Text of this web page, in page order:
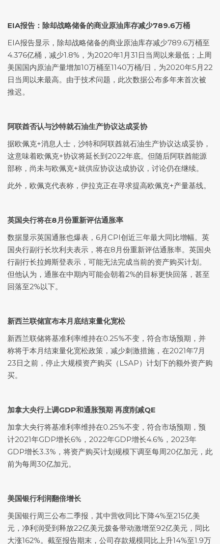
EIA报告：除却战略储备的商业原油库存减少789.6万桶
EIA报告显示，除却战略储备的商业原油库存减少789.6万桶至
4.376亿桶，减少1.8%，为2020年1月31日当周以来最低；上周
美国国内原油产量增加10万桶至1140万桶/日，为2020年5月22
日当周以来最高。由于技术问题，此次数据公布多年来首次被
推迟。
阿联酋否认与沙特就石油生产协议达成妥协
据欧佩克+消息人士，沙特和阿联酋就石油生产协议达成妥协，
这意味着欧佩克+协议将延长到2022年底。但随后阿联酋能源
部称，尚未与欧佩克+就供应协议达成协议，讨论仍在继续。
此外，欧佩克代表称，伊拉克正在寻求提高欧佩克+产量基线。
英国央行将在8月份重新评估通胀率
数据显示英国通胀也爆表，6月CPI创近三年最大同比增幅。英
国央行副行长坎利夫表示，将在8月份重新评估通胀率。英国央
行副行长拉姆斯登表示，可能无法完成当前的资产购买计划。
但他认为，通胀在中期内可能会朝着2%的目标更快回落，甚至
回落至2%以下。
新西兰联储宣布本月底结束量化宽松
新西兰联储将基准利率维持在0.25%不变，符合市场预期，并
称将于本月结束量化宽松政策，减少刺激措施，在2021年7月
23日之前，停止大规模资产购买（LSAP）计划下的额外资产购
买。
加拿大央行上调GDP和通胀预期 再度削减QE
加拿大央行将基准利率维持在0.25%不变，符合市场预期，预
计2021年GDP增长6%，2022年GDP增长4.6%，2023年
GDP增长3.3%，将资产购买计划规模下调至每周20亿加元，此
前为每周30亿加元。
美国银行利润翻倍增长
美国银行周三公布二季报，其中营收同比下降4%至215亿美
元，净利润受到释放22亿美元拨备带动激增至92亿美元，同比
大涨162%。截至报告期末，公司存款规模同比上升14%至1.9万